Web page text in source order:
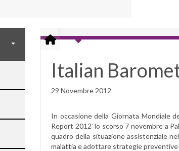
Italian
29 Novembre 2012
In occasione della Giornata Mondiale
Report 2012’ lo scorso 7 novembre a
quadro della situazione assistenziale
malattia e adottare strategie preventive